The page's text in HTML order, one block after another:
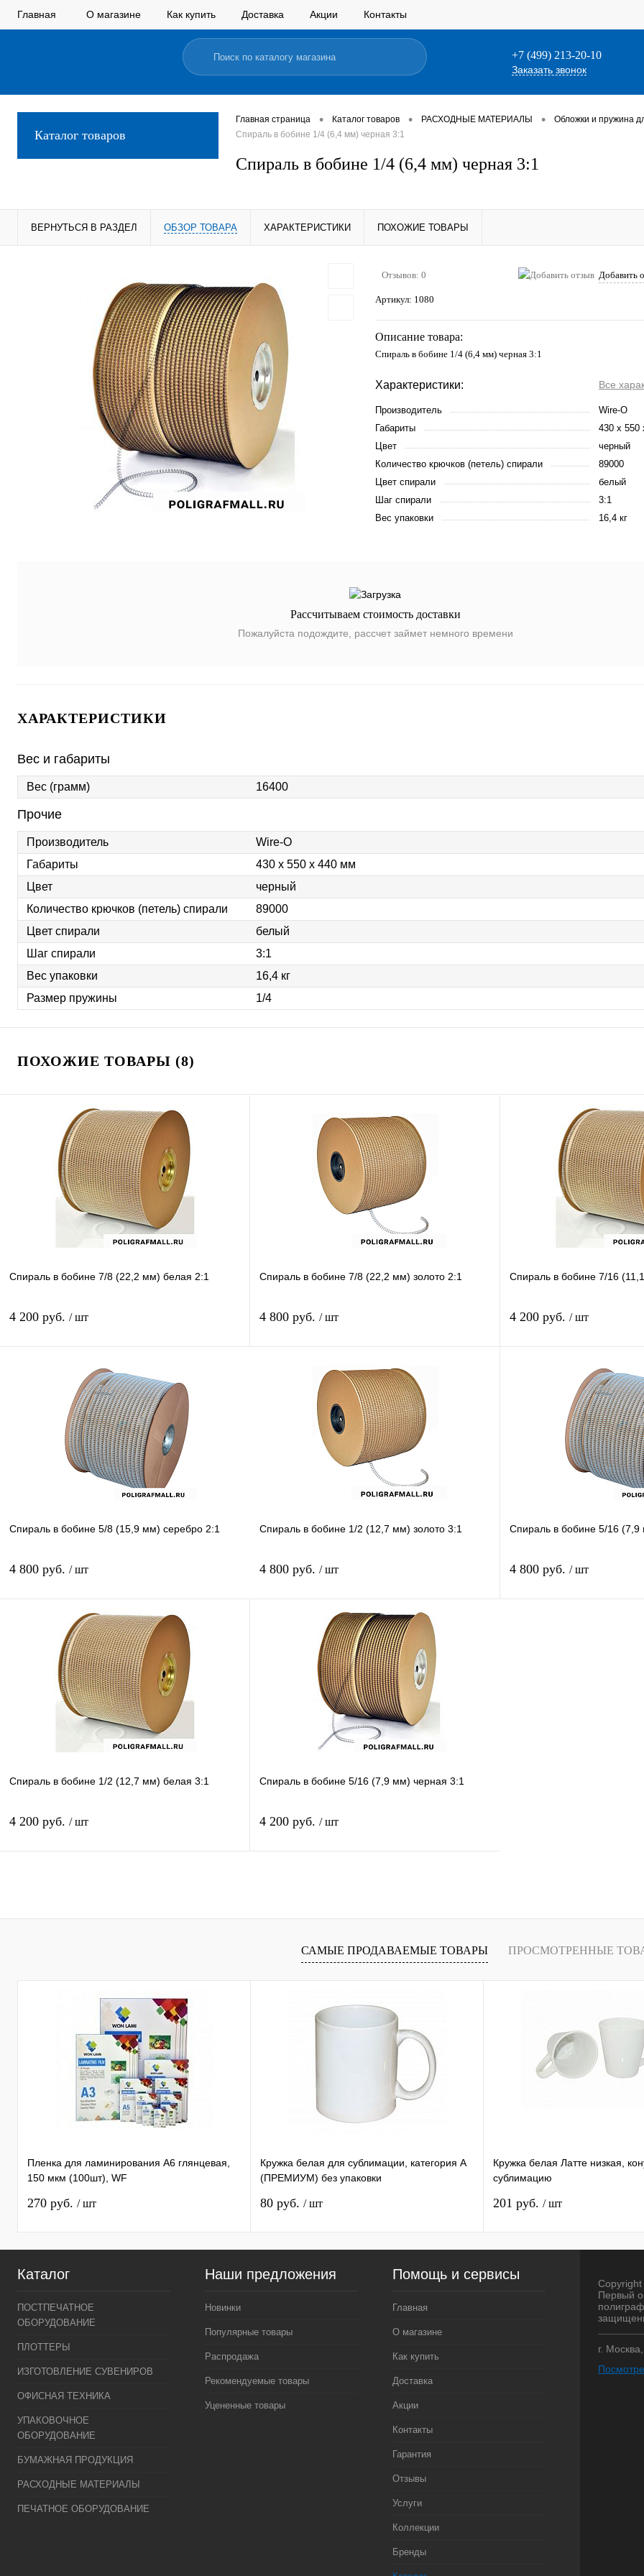
Главная О магазине Как купить Доставка Акции Контакты
+7 (499) 213-20-10
Заказать звонок
Каталог товаров
Главная страница • Каталог товаров • РАСХОДНЫЕ МАТЕРИАЛЫ • Обложки и пружина
Спираль в бобине 1/4 (6,4 мм) черная 3:1
Спираль в бобине 1/4 (6,4 мм) черная 3:1
ВЕРНУТЬСЯ В РАЗДЕЛ ОБЗОР ТОВАРА ХАРАКТЕРИСТИКИ ПОХОЖИЕ ТОВАРЫ
Отзывов: 0 Добавить
Артикул: 1080
Описание товара:
Спираль в бобине 1/4 (6,4 мм) черная 3:1
Характеристики: Все
Производитель
Wire-O
Габариты
430 х 550
Цвет
черный
Количество крючков (петель) спирали
89000
Цвет спирали
белый
Шаг спирали
3:1
Вес упаковки
16,4 кг
Рассчитываем стоимость доставки
Пожалуйста подождите, рассчет займет немного времени
ХАРАКТЕРИСТИКИ
Вес и габариты
Вес (грамм) 16400
Прочие
Производитель
Wire-O
Габариты
430 х 550 х 440 мм
Цвет
черный
Количество крючков (петель) спирали
89000
Цвет спирали
белый
Шаг спирали
3:1
Вес упаковки
16,4 кг
Размер пружины
1/4
ПОХОЖИЕ ТОВАРЫ (8)
Спираль в бобине 7/8 (22,2 мм) белая 2:1
4 200 руб. / шт
В корзину
Купить в 1 клик Сравнение
В избранное
наличии
Спираль в бобине 7/8 (22,2 мм) золото 2:1
4 800 руб. / шт
В корзину
Купить в 1 клик Сравнение
наличии
Спираль в бобине 7/16
4 200 руб. / шт
Купить в 1 клик
В избранное
Спираль в бобине 5/8 (15,9 мм) серебро 2:1
4 800 руб. / шт
В корзину
Купить в 1 клик Сравнение
В избранное
наличии
Спираль в бобине 1/2 (12,7 мм) золото 3:1
4 800 руб. / шт
В корзину
Купить в 1 клик Сравнение
наличии
Спираль в бобине 5/16 (7,9
4 800 руб. / шт
Спираль в бобине 1/2 (12,7 мм) белая 3:1
4 200 руб. / шт
Купить в 1 клик Сравнение
Спираль в бобине 5/16 (7,9 мм) черная 3:1
4 200 руб. / шт
Купить в 1 клик Сравнение
наличии
САМЫЕ ПРОДАВАЕМЫЕ ТОВАРЫ ПРОСМОТРЕННЫЕ
Пленка для ламинирования А6 глянцевая,
150 мкм (100шт), WF
270 руб. / шт
Кружка белая для сублимации, категория А
(ПРЕМИУМ) без упаковки
80 руб. / шт
Кружка белая Латте низкая,
сублимацию
201 руб. / шт
Каталог
ПОСТПЕЧАТНОЕ
ОБОРУДОВАНИЕ
ПЛОТТЕРЫ
ИЗГОТОВЛЕНИЕ СУВЕНИРОВ
ОФИСНАЯ ТЕХНИКА
УПАКОВОЧНОЕ
ОБОРУДОВАНИЕ
БУМАЖНАЯ ПРОДУКЦИЯ
РАСХОДНЫЕ МАТЕРИАЛЫ
ПЕЧАТНОЕ ОБОРУДОВАНИЕ
Наши предложения
Новинки
Популярные товары
Распродажа
Рекомендуемые товары
Уцененные товары
Помощь и сервисы
Главная
О магазине
Как купить
Доставка
Акции
Контакты
Гарантия
Отзывы
Услуги
Коллекции
Бренды
Первый
г.